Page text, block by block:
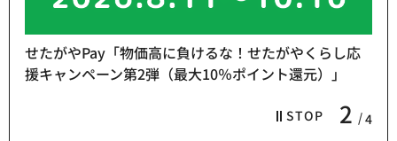
STOP 2 4
せたがやPay「物価高に負けるな！せたがやくらし応
援キャンペーン第2弾（最大10％ポイント還元）」